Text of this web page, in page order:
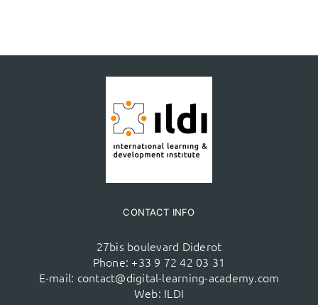
CONTACT INFO
27bis boulevard Diderot
Phone: +33 9 72 42 03 31
E-mail: contact@digital-learning-academy.com
Web: ILDI